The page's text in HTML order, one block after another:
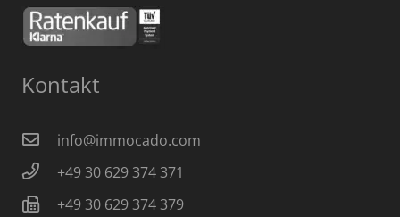
Kontakt
info@immocado.com
+49 30 629 374 371
+49 30 629 374 379